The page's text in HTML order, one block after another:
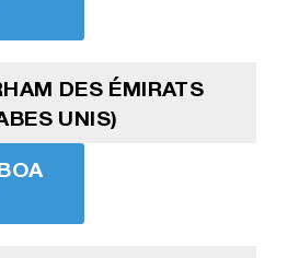
DES ÉMIRATS
UNIS)